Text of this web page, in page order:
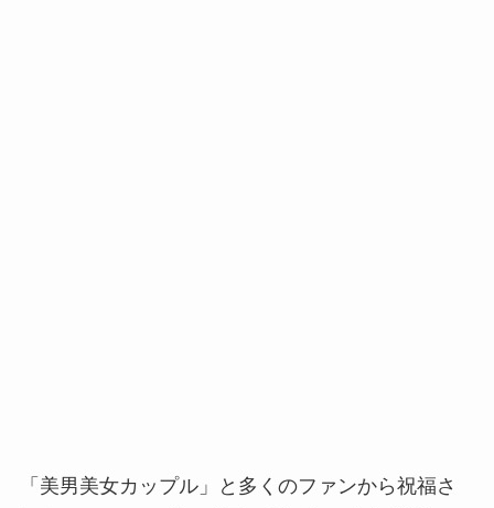
「美男美女カップル」と多くのファンから祝福さ